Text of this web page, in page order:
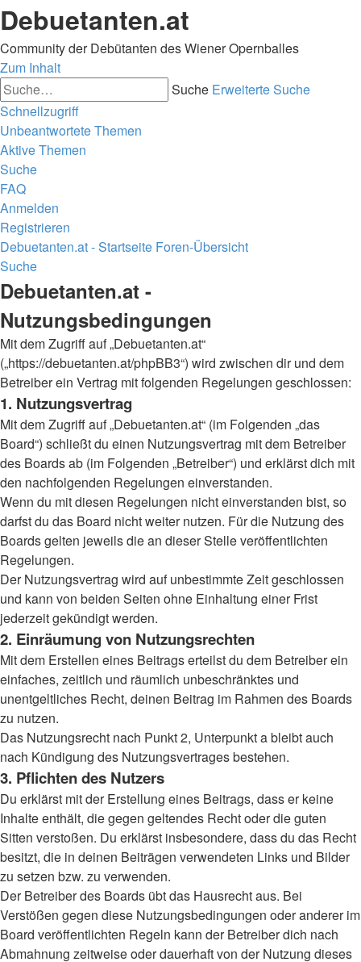
Debuetanten.at
Community der Debütanten des Wiener Opernballes
Zum Inhalt
Suche Erweiterte Suche
Schnellzugriff
Unbeantwortete Themen
Aktive Themen
Suche
FAQ
Anmelden
Registrieren
Debuetanten.at - Startseite Foren-Übersicht
Suche
Debuetanten.at -
Nutzungsbedingungen
Mit dem Zugriff auf „Debuetanten.at“
(„https://debuetanten.at/phpBB3“) wird zwischen dir und dem
Betreiber ein Vertrag mit folgenden Regelungen geschlossen:
1. Nutzungsvertrag
Mit dem Zugriff auf „Debuetanten.at“ (im Folgenden „das
Board“) schließt du einen Nutzungsvertrag mit dem Betreiber
des Boards ab (im Folgenden „Betreiber“) und erklärst dich mit
den nachfolgenden Regelungen einverstanden.
Wenn du mit diesen Regelungen nicht einverstanden bist, so
darfst du das Board nicht weiter nutzen. Für die Nutzung des
Boards gelten jeweils die an dieser Stelle veröffentlichten
Regelungen.
Der Nutzungsvertrag wird auf unbestimmte Zeit geschlossen
und kann von beiden Seiten ohne Einhaltung einer Frist
jederzeit gekündigt werden.
2. Einräumung von Nutzungsrechten
Mit dem Erstellen eines Beitrags erteilst du dem Betreiber ein
einfaches, zeitlich und räumlich unbeschränktes und
unentgeltliches Recht, deinen Beitrag im Rahmen des Boards
zu nutzen.
Das Nutzungsrecht nach Punkt 2, Unterpunkt a bleibt auch
nach Kündigung des Nutzungsvertrages bestehen.
3. Pflichten des Nutzers
Du erklärst mit der Erstellung eines Beitrags, dass er keine
Inhalte enthält, die gegen geltendes Recht oder die guten
Sitten verstoßen. Du erklärst insbesondere, dass du das Recht
besitzt, die in deinen Beiträgen verwendeten Links und Bilder
zu setzen bzw. zu verwenden.
Der Betreiber des Boards übt das Hausrecht aus. Bei
Verstößen gegen diese Nutzungsbedingungen oder anderer im
Board veröffentlichten Regeln kann der Betreiber dich nach
Abmahnung zeitweise oder dauerhaft von der Nutzung dieses